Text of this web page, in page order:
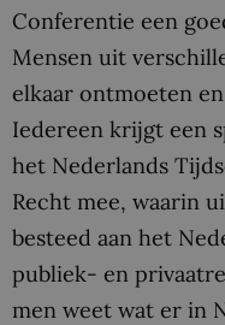
Conferentie een
Mensen uit
elkaar ontmoeten
Iedereen krijgt een
het Nederlands
Recht mee, waarin
besteed aan het
publiek- en
men weet wat er in